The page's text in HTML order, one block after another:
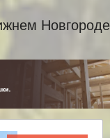
Новгороде